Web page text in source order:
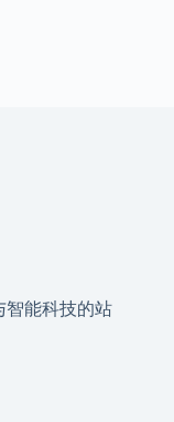
智能科技的站